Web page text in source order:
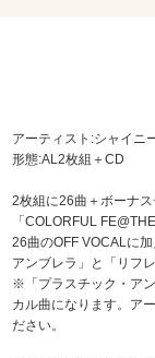
ラブライブ！シリ
ラブライブ！
ラブライブ！サンシ
ラブライブ！虹ヶ咲
アーティスト:シャイニ
形態:AL2枚組＋CD
2枚組に26曲＋ボーナス
「COLORFUL
26曲のOFF VOCALに
アンブレラ」と「リフ
※「プラスチック・ア
カル曲になります。ア
ださい。